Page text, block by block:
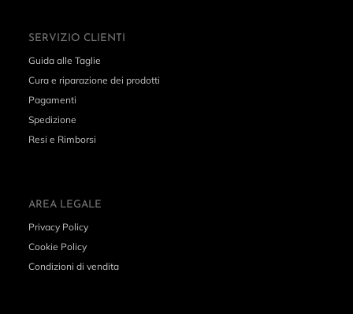
SERVIZIO CLIENTI
Guida alle Taglie
Cura e riparazione dei prodotti
Pagamenti
Spedizione
Resi e Rimborsi
AREA LEGALE
Privacy Policy
Cookie Policy
Condizioni di vendita